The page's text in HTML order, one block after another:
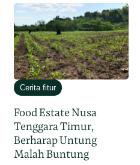
Cerita fitur
Food Estate Nusa
Tenggara Timur,
Berharap Untung
Malah Buntung